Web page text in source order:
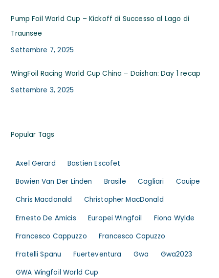
Pump Foil World Cup – Kickoff di Successo al Lago di
Traunsee
Settembre 7, 2025
WingFoil Racing World Cup China – Daishan: Day 1 recap
Settembre 3, 2025
Popular Tags
Axel Gerard
Bastien Escofet
Bowien Van Der Linden
Brasile Cagliari
Cauipe
Chris Macdonald
Christopher MacDonald
Ernesto De Amicis
Europei Wingfoil
Fiona Wylde
Francesco Cappuzzo
Francesco Capuzzo
Fratelli Spanu
Fuerteventura Gwa
Gwa2023
GWA Wingfoil World Cup